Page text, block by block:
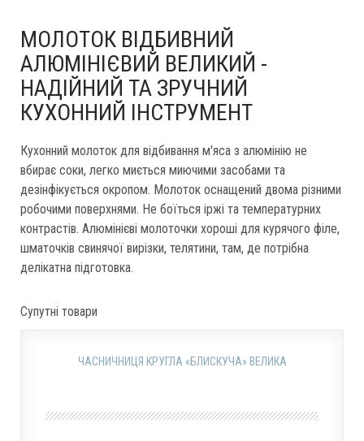
МОЛОТОК ВІДБИВНИЙ
АЛЮМІНІЄВИЙ ВЕЛИКИЙ -
НАДІЙНИЙ ТА ЗРУЧНИЙ
КУХОННИЙ ІНСТРУМЕНТ
Кухонний молоток для відбивання м'яса з алюмінію не
вбирає соки, легко миється миючими засобами та
дезінфікується окропом. Молоток оснащений двома різними
робочими поверхнями. Не боїться іржі та температурних
контрастів. Алюмінієві молоточки хороші для курячого філе,
шматочків свинячої вирізки, телятини, там, де потрібна
делікатна підготовка.
Супутні товари
ЧАСНИЧНИЦЯ КРУГЛА «БЛИСКУЧА» ВЕЛИКА